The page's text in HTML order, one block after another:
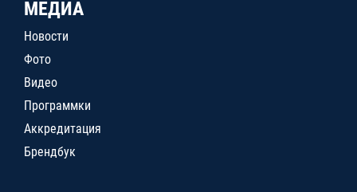
МЕДИА
Новости
Фото
Видео
Программки
Аккредитация
Брендбук